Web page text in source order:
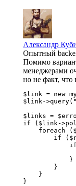
Александр
Опытный
Помимо
менеджерами
но не факт, что
$link = new
$link-
$links =
if ($link-
foreach
if
            }
        }
    }
}